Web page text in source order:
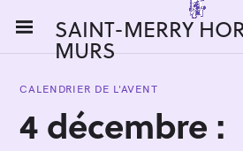
i
SAINT-MERRY
MURS
CALENDRIER DE L'AVENT
4 décembre :